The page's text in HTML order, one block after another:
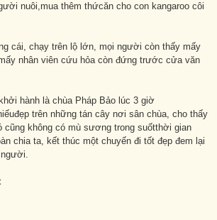
nuôi,mua thêm thứcăn cho con kangaroo côi
cái, chạy trên lộ lớn, mọi người còn thấy mấy
nhân viên cứu hỏa còn đứng trước cửa văn
hành là chùa Pháp Bảo lúc 3 giờ
trên những tán cây nơi sân chùa, cho thấy
cũng không có mù sương trong suốtthời gian
chia ta, kết thúc một chuyến đi tốt đẹp đem lại